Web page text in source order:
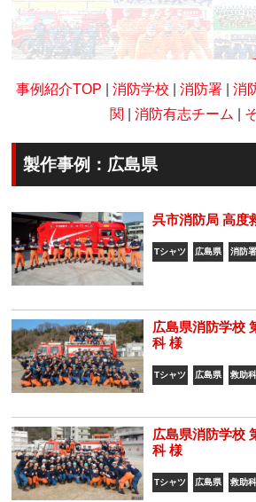
事例紹介TOP 消防学校 消防署| 消
関
消防有志チーム
製作事例：広島県
呉市消防局 高度
Tシャツ 広島県 消防署
広島県消防学校
科 様
Tシャツ 広島県 救助科
広島県消防学校
科 様
Tシャツ 広島県 救助科